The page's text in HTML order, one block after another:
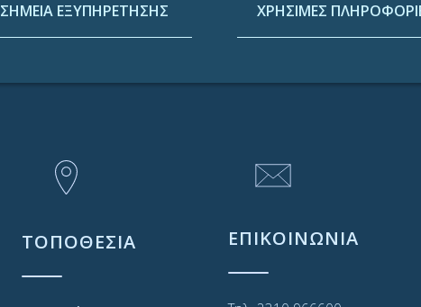
ΣΗΜΕΙΑ ΕΞΥΠΗΡΕΤΗΣΗΣ ΧΡΗΣΙΜΕΣ
ΤΟΠΟΘΕΣΙΑ ΕΠΙΚΟΙΝΩΝΙΑ